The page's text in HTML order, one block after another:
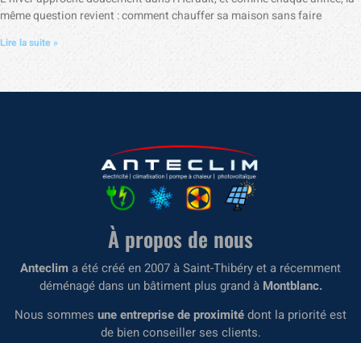
même question revient : comment chauffer sa maison sans faire
Lire la suite »
À propos de nous
Anteclim a été créé en 2007 à Saint-Thibéry et a récemment
déménagé dans un bâtiment plus grand à Montblanc.
Nous sommes une entreprise de proximitédont la priorité est
de bien conseiller ses clients.